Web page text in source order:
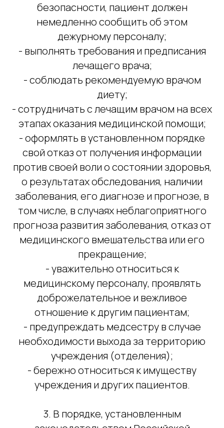
безопасности, пациент должен
немедленно сообщить об этом
дежурному персоналу;
- выполнять требования и предписания
лечащего врача;
- соблюдать рекомендуемую врачом
диету;
- сотрудничать с лечащим врачом на всех
этапах оказания медицинской помощи;
- оформлять в установленном порядке
свой отказ от получения информации
против своей воли о состоянии здоровья,
о результатах обследования, наличии
заболевания, его диагнозе и прогнозе, в
том числе, в случаях неблагоприятного
прогноза развития заболевания, отказ от
медицинского вмешательства или его
прекращение;
- уважительно относиться к
медицинскому персоналу, проявлять
доброжелательное и вежливое
отношение к другим пациентам;
- предупреждать медсестру в случае
необходимости выхода за территорию
учреждения (отделения);
- бережно относиться к имуществу
учреждения и других пациентов.
3. В порядке, установленным